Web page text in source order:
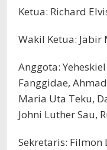
Ketua: Richard
Wakil Ketua: Jabir
Anggota:
Fanggidae,
Maria Uta Teku,
Johni Luther Sau,
Sekretaris: Filmon